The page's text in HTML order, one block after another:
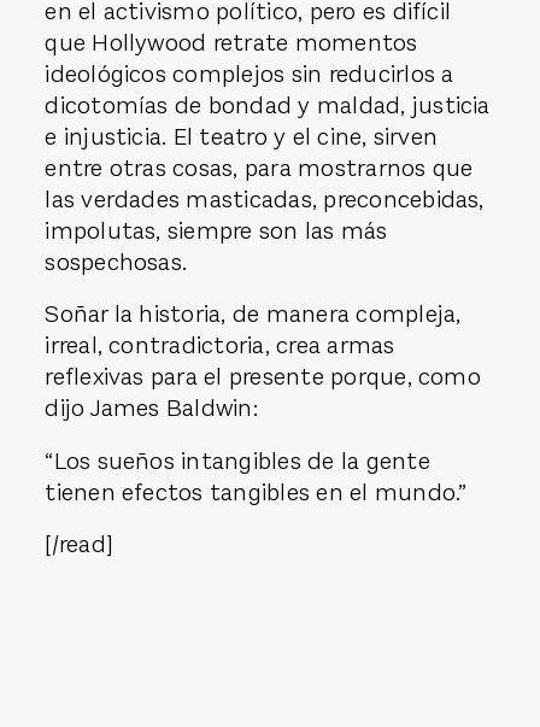
en el activismo político, pero es difícil
que Hollywood retrate momentos
ideológicos complejos sin reducirlos a
dicotomías de bondad y maldad, justicia
e injusticia. El teatro y el cine, sirven
entre otras cosas, para mostrarnos que
las verdades masticadas, preconcebidas,
impolutas, siempre son las más
sospechosas.
Soñar la historia, de manera compleja,
irreal, contradictoria, crea armas
reflexivas para el presente porque, como
dijo James Baldwin:
“Los sueños intangibles de la gente
tienen efectos tangibles en el mundo.”
[/read]